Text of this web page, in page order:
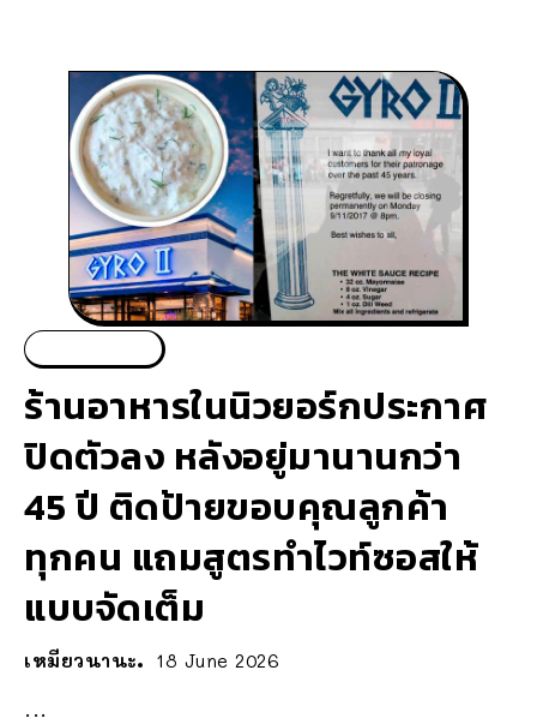
ร้านอาหารในนิวยอร์กประกาศ
ปิดตัวลง หลังอยู่มานานกว่า
45 ปี ติดป้ายขอบคุณลูกค้า
ทุกคน แถมสูตรทำไวท์ซอสให้
แบบจัดเต็ม
เหมียวนานะ 18 June 2026
...